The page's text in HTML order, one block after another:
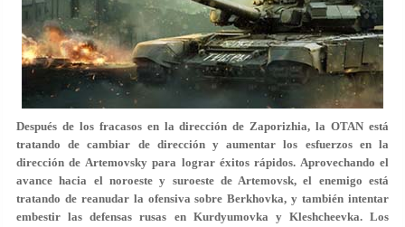
Después de los fracasos en la dirección de Zaporizhia, la OTAN está
tratando de cambiar de dirección y aumentar los esfuerzos en la
dirección de Artemovsky para lograr éxitos rápidos. Aprovechando el
avance hacia el noroeste y suroeste de Artemovsk, el enemigo está
tratando de reanudar la ofensiva sobre Berkhovka, y también intentar
embestir las defensas rusas en Kurdyumovka y Kleshcheevka. Los